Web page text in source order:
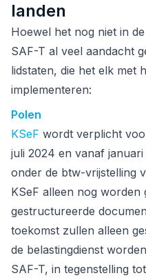
landen
Hoewel het nog niet in
SAF-T al veel aandacht
lidstaten, die het elk met
implementeren:
Polen
KSeF wordt verplicht
juli 2024 en vanaf
onder de btw-vrijstelling
KSeF alleen nog
gestructureerde
toekomst zullen alleen
de belastingdienst
SAF-T, in tegenstelling